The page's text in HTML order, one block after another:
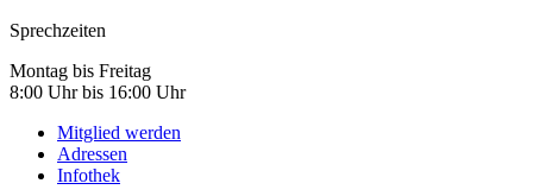
Sprechzeiten
Montag bis Freitag
8:00 Uhr bis 16:00 Uhr
Mitglied werden
Adressen
Infothek